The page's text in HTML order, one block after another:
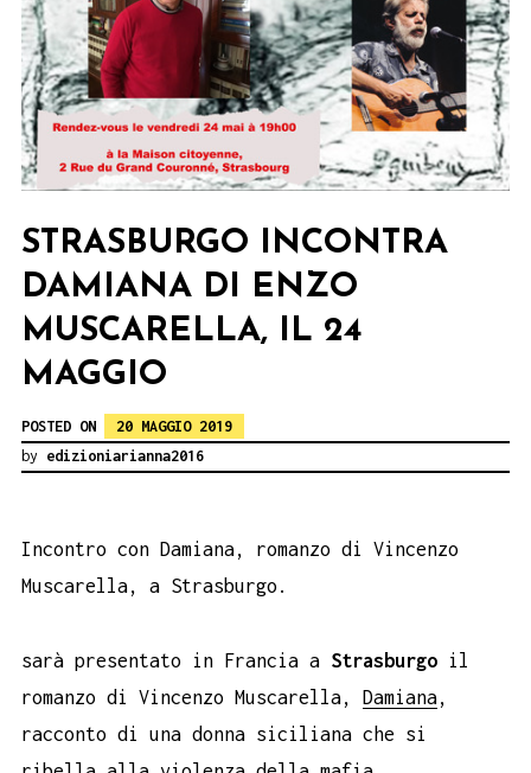
STRASBURGO INCONTRA
DAMIANA DI ENZO
MUSCARELLA, IL 24
MAGGIO
POSTED ON
20 MAGGIO 2019
by edizioniarianna2016
Incontro con Damiana, romanzo di Vincenzo
Muscarella, a Strasburgo.
sarà presentato in Francia a Strasburgo il
romanzo di Vincenzo Muscarella, Damiana,
racconto di una donna siciliana che si